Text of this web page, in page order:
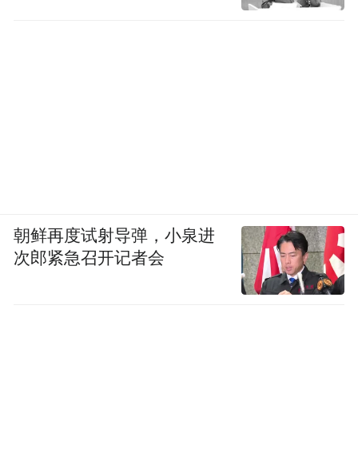
朝鲜再度试射导弹，小泉进
次郎紧急召开记者会